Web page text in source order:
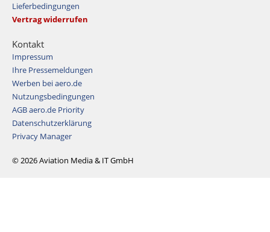
Lieferbedingungen
Vertrag widerrufen
Kontakt
Impressum
Ihre Pressemeldungen
Werben bei aero.de
Nutzungsbedingungen
AGB aero.de Priority
Datenschutzerklärung
Privacy Manager
© 2026 Aviation Media & IT GmbH